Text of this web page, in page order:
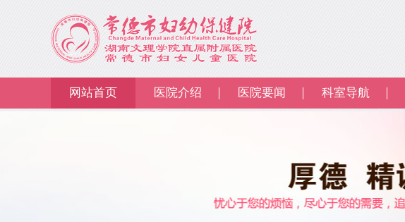
网站首页 医院介绍 医院要闻 科室导航